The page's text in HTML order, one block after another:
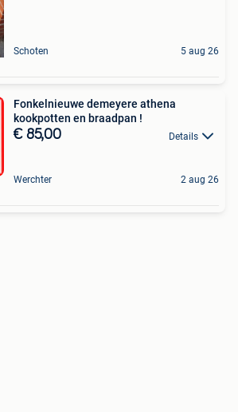
Schoten 5 aug 26
Fonkelnieuwe demeyere athena
kookpotten en braadpan !
€ 85,00 Details
Werchter 2 aug 26